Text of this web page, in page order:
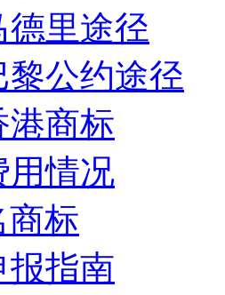
德里途径
黎公约途径
港商标
用情况
商标
报指南